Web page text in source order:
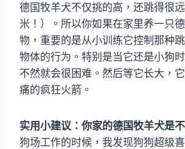
德国牧羊犬不仅挑的高，还跳得很
米！）。所以你如果在家里养一只
物，重要的是从小训练它控制那种
物体的行为。特别是当它还是小狗
不然就会很困难。然后等它长大，
痛的疯狂火箭。
实用小建议：你家的德国牧羊犬是
狗场工作的时候，我发现狗狗超级